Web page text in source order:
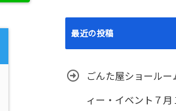
最近の投稿
ごんた屋ショール
ィー・イベント７月